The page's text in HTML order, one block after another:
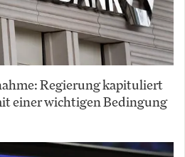
Regierung kapituliert
einer wichtigen Bedingung